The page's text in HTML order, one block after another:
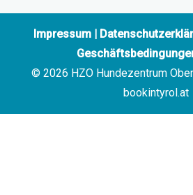
Impressum|
© 2026 HZO Hundezentrum
bookintyrol.at